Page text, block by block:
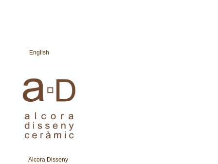
English
Alcora Disseny